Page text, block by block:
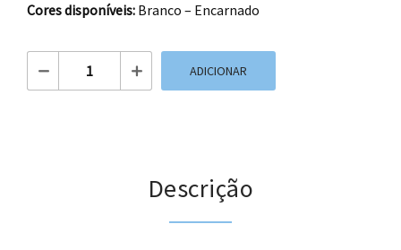
Cores disponíveis: Branco – Encarnado
Quantidade de Fita São Valentim 19 mm Branca
ADICIONAR
Descrição